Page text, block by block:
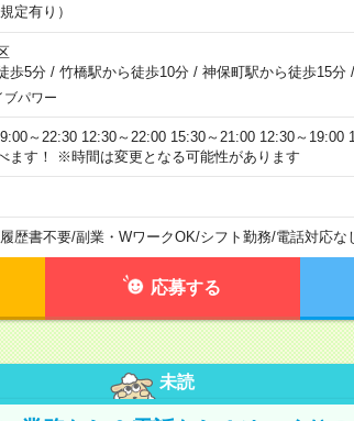
定有り）
歩5分/ 竹橋駅から徒歩10分/ 神保町駅から徒歩15分/
ブパワー
～22:30 12:30～22:00 15:30～21:00 12:30～19:00
ます！ ※時間は変更となる可能性があります
履歴書不要/副業・WワークOK/シフト勤務/電話対応な
応募する
未読